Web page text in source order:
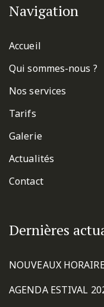
Navigation
Accueil
Qui sommes-nous ?
Nos services
Tarifs
Galerie
Actualités
Contact
Dernières
NOUVEAUX
AGENDA ESTIVAL